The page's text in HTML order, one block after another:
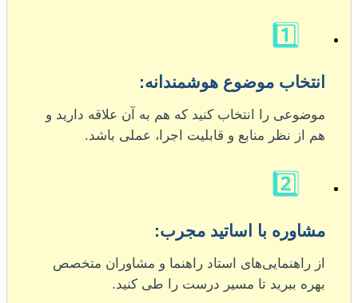
1️⃣
انتخاب موضوع هوشمندانه:
موضوعی را انتخاب کنید که هم به آن علاقه دارید و
هم از نظر منابع و قابلیت اجرا، عملی باشد.
2️⃣
مشاوره با اساتید مجرب:
از راهنمایی‌های استاد راهنما و مشاوران متخصص
بهره ببرید تا مسیر درست را طی کنید.